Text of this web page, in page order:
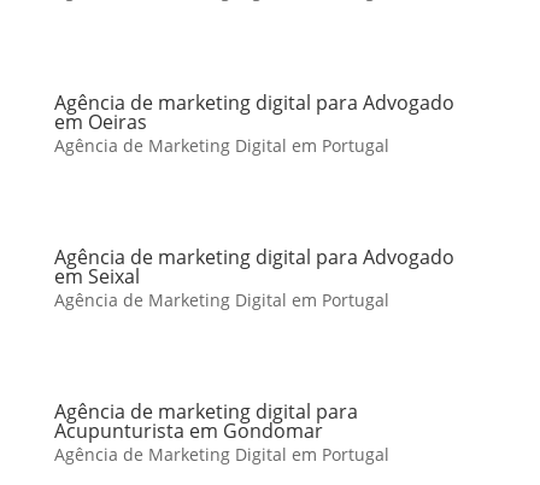
Agência de marketing digital para Advogado
em Oeiras
Agência de Marketing Digital em Portugal
Agência de marketing digital para Advogado
em Seixal
Agência de Marketing Digital em Portugal
Agência de marketing digital para
Acupunturista em Gondomar
Agência de Marketing Digital em Portugal